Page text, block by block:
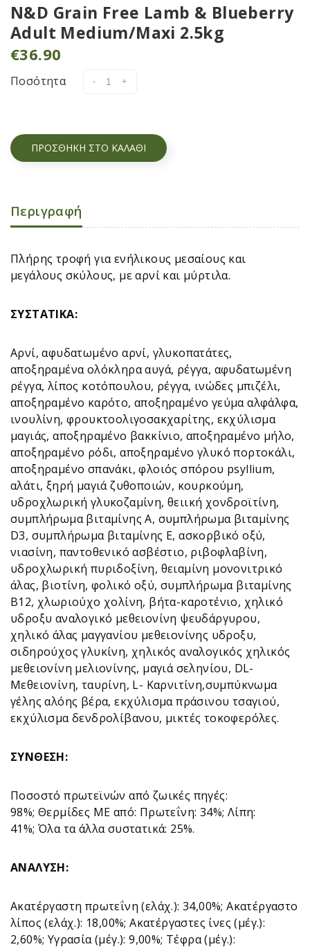
N&D Grain Free Lamb & Blueberry
Adult Medium/Maxi 2.5kg
€36.90
Ποσότητα
ΠΡΟΣΘΉΚΗ ΣΤΟ ΚΑΛΆΘΙ
Περιγραφή
Πλήρης τροφή για ενήλικους μεσαίους και
μεγάλους σκύλους, με αρνί και μύρτιλα.
ΣΥΣΤΑΤΙΚA:
Αρνί, αφυδατωμένο αρνί, γλυκοπατάτες,
αποξηραμένα ολόκληρα αυγά, ρέγγα, αφυδατωμένη
ρέγγα, λίπος κοτόπουλου, ρέγγα, ινώδες μπιζέλι,
αποξηραμένο καρότο, αποξηραμένο γεύμα αλφάλφα,
ινουλίνη, φρουκτοολιγοσακχαρίτης, εκχύλισμα
μαγιάς, αποξηραμένο βακκίνιο, αποξηραμένο μήλο,
αποξηραμένο ρόδι, αποξηραμένο γλυκό πορτοκάλι,
αποξηραμένο σπανάκι, φλοιός σπόρου psyllium,
αλάτι, ξηρή μαγιά ζυθοποιών, κουρκούμη,
υδροχλωρική γλυκοζαμίνη, θειική χονδροϊτίνη,
συμπλήρωμα βιταμίνης Α, συμπλήρωμα βιταμίνης
D3, συμπλήρωμα βιταμίνης Ε, ασκορβικό οξύ,
νιασίνη, παντοθενικό ασβέστιο, ριβοφλαβίνη,
υδροχλωρική πυριδοξίνη, θειαμίνη μονονιτρικό
άλας, βιοτίνη, φολικό οξύ, συμπλήρωμα βιταμίνης
Β12, χλωριούχο χολίνη, βήτα-καροτένιο, χηλικό
υδροξυ αναλογικό μεθειονίνη ψευδάργυρου,
χηλικό άλας μαγγανίου μεθειονίνης υδροξυ,
σιδηρούχος γλυκίνη, χηλικός αναλογικός χηλικός
μεθειονίνη μελιονίνης, μαγιά σεληνίου, DL-
Μεθειονίνη, ταυρίνη, L- Καρνιτίνη,συμπύκνωμα
γέλης αλόης βέρα, εκχύλισμα πράσινου τσαγιού,
εκχύλισμα δενδρολίβανου, μικτές τοκοφερόλες.
ΣΥΝΘΕΣΗ:
Ποσοστό πρωτεϊνών από ζωικές πηγές:
98%; Θερμίδες ME από: Πρωτεΐνη: 34%; Λίπη:
41%; Όλα τα άλλα συστατικά: 25%.
ΑΝΑΛΥΣΗ:
Ακατέργαστη πρωτεΐνη (ελάχ.): 34,00%; Ακατέργαστο
λίπος (ελάχ.): 18,00%; Ακατέργαστες ίνες (μέγ.):
2,60%; Υγρασία (μέγ.): 9,00%; Τέφρα (μέγ.):